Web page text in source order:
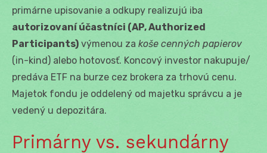
primárne upisovanie a odkupy realizujú iba
autorizovaní účastníci (AP, Authorized
Participants) výmenou za koše cenných papierov
(in-kind) alebo hotovosť. Koncový investor nakupuje/
predáva ETF na burze cez brokera za trhovú cenu.
Majetok fondu je oddelený od majetku správcu a je
vedený u depozitára.
Primárny vs. sekundárny